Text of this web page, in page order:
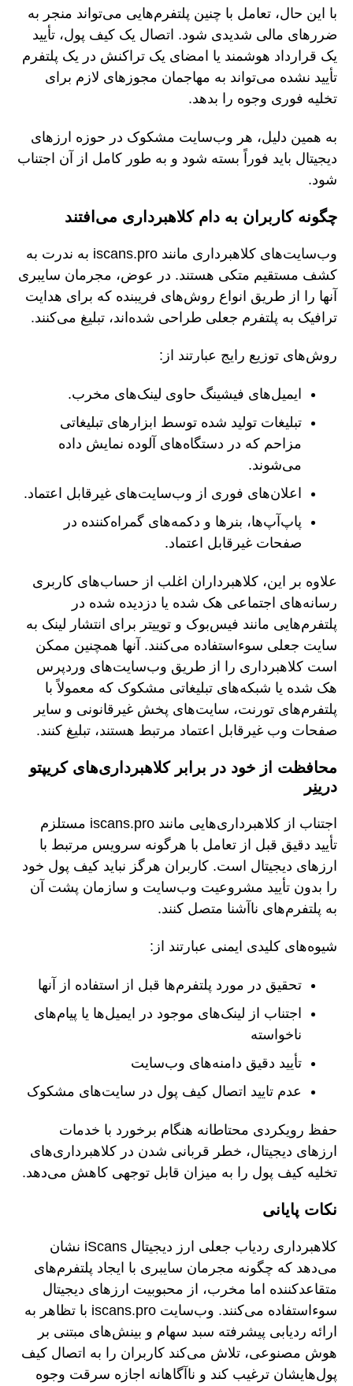
با این حال، تعامل با چنین پلتفرم‌هایی می‌تواند منجر به
ضررهای مالی شدیدی شود. اتصال یک کیف پول، تأیید
یک قرارداد هوشمند یا امضای یک تراکنش در یک پلتفرم
تأیید نشده می‌تواند به مهاجمان مجوزهای لازم برای
تخلیه فوری وجوه را بدهد.
به همین دلیل، هر وب‌سایت مشکوک در حوزه ارزهای
دیجیتال باید فوراً بسته شود و به طور کامل از آن اجتناب
شود.
چگونه کاربران به دام کلاهبرداری می‌افتند
وب‌سایت‌های کلاهبرداری مانند iscans.pro به ندرت به
کشف مستقیم متکی هستند. در عوض، مجرمان سایبری
آنها را از طریق انواع روش‌های فریبنده که برای هدایت
ترافیک به پلتفرم جعلی طراحی شده‌اند، تبلیغ می‌کنند.
روش‌های توزیع رایج عبارتند از:
ایمیل‌های فیشینگ حاوی لینک‌های مخرب.
تبلیغات تولید شده توسط ابزارهای تبلیغاتی
مزاحم که در دستگاه‌های آلوده نمایش داده
می‌شوند.
اعلان‌های فوری از وب‌سایت‌های غیرقابل اعتماد.
پاپ‌آپ‌ها، بنرها و دکمه‌های گمراه‌کننده در
صفحات غیرقابل اعتماد.
علاوه بر این، کلاهبرداران اغلب از حساب‌های کاربری
رسانه‌های اجتماعی هک شده یا دزدیده شده در
پلتفرم‌هایی مانند فیس‌بوک و توییتر برای انتشار لینک به
سایت جعلی سوءاستفاده می‌کنند. آنها همچنین ممکن
است کلاهبرداری را از طریق وب‌سایت‌های وردپرس
هک شده یا شبکه‌های تبلیغاتی مشکوک که معمولاً با
پلتفرم‌های تورنت، سایت‌های پخش غیرقانونی و سایر
صفحات وب غیرقابل اعتماد مرتبط هستند، تبلیغ کنند.
محافظت از خود در برابر کلاهبرداری‌های کریپتو
درینِر
اجتناب از کلاهبرداری‌هایی مانند iscans.pro مستلزم
تأیید دقیق قبل از تعامل با هرگونه سرویس مرتبط با
ارزهای دیجیتال است. کاربران هرگز نباید کیف پول خود
را بدون تأیید مشروعیت وب‌سایت و سازمان پشت آن
به پلتفرم‌های ناآشنا متصل کنند.
شیوه‌های کلیدی ایمنی عبارتند از:
تحقیق در مورد پلتفرم‌ها قبل از استفاده از آنها
اجتناب از لینک‌های موجود در ایمیل‌ها یا پیام‌های
ناخواسته
تأیید دقیق دامنه‌های وب‌سایت
عدم تایید اتصال کیف پول در سایت‌های مشکوک
حفظ رویکردی محتاطانه هنگام برخورد با خدمات
ارزهای دیجیتال، خطر قربانی شدن در کلاهبرداری‌های
تخلیه کیف پول را به میزان قابل توجهی کاهش می‌دهد.
نکات پایانی
کلاهبرداری ردیاب جعلی ارز دیجیتال iScans نشان
می‌دهد که چگونه مجرمان سایبری با ایجاد پلتفرم‌های
متقاعدکننده اما مخرب، از محبوبیت ارزهای دیجیتال
سوءاستفاده می‌کنند. وب‌سایت iscans.pro با تظاهر به
ارائه ردیابی پیشرفته سبد سهام و بینش‌های مبتنی بر
هوش مصنوعی، تلاش می‌کند کاربران را به اتصال کیف
پول‌هایشان ترغیب کند و ناآگاهانه اجازه سرقت وجوه